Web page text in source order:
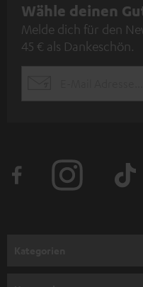
N
e
w
e
Wähle deinen
Melde dich für den
45 € als Dankeschön.